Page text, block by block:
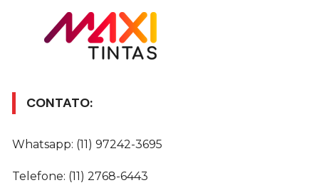
CONTATO:
Whatsapp: (11) 97242-3695
Telefone: (11) 2768-6443